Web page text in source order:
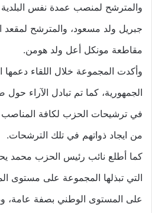
والمترشح لمنصب عمدة نفس البلدية
جبريل ولد مسعود، والمترشح
مقاطعة مونكل أعل ولد هومن.
وأكدت المجموعة خلال اللقاء دعمها
الجمهورية، كما تم تبادل الآراء
في ترشيحات الحزب لكافة المناصب
من ايجاد ذواتهم في تلك الترشحات.
كما أطلع نائب رئيس الحزب محمد
التي تبذلها المجموعة على مستوى
على المستوى الوطني بصفة عامة،